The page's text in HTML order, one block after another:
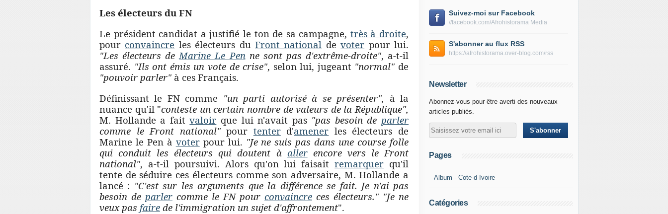
Les électeurs du FN
Le président candidat a justifié le ton de sa campagne, très à droite,
pour convaincre les électeurs duFront national devoter pour lui.
"Les électeurs deMarine Le Penne sont pas d'extrême-droite", a-t-il
assuré. "Ils ont émis un vote de crise", selon lui, jugeant "normal"de
"pouvoir parler"à ces Français.
Définissant le FN comme "un parti autorisé à se présenter", à la
nuance qu'il "conteste un certain nombre de valeurs de la République",
M. Hollande a faitvaloir que lui n'avait pas "pas besoin deparler
comme le Front national"pour tenterd'amener les électeurs de
Marine le Pen à voterpour lui. "Je ne suis pas dans une course folle
qui conduit les électeurs qui doutent à allerencore vers le Front
national", a-t-il poursuivi. Alors qu'on lui faisaitremarquer qu'il
tente de séduire ces électeurs comme son adversaire, M. Hollande a
lancé : "C'est sur les arguments que la différence se fait. Je n'ai pas
besoin de parler comme le FN pour convaincre ces électeurs." "Je ne
veux pas faire de l'immigration un sujet d'affrontement".
Suivez-moi sur Facebook
//facebook.com/Afrohistorama Media
S'abonner au flux RSS
https://afrohistorama.over-blog.com/rss
Newsletter
Abonnez-vous pour être averti des nouveaux
articles publiés.
Pages
Album - Cote-d-Ivoire
Catégories